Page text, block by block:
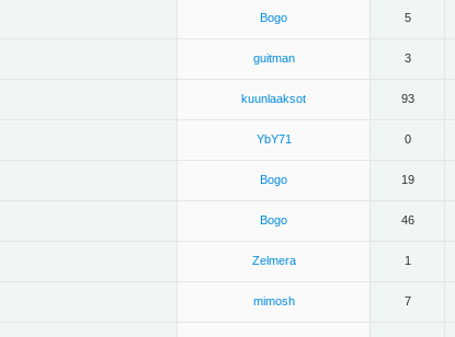
Bogo 5
guitman 3
kuunlaaksot 93
YbY71 0
Bogo 19
Bogo 46
Zelmera 1
mimosh 7